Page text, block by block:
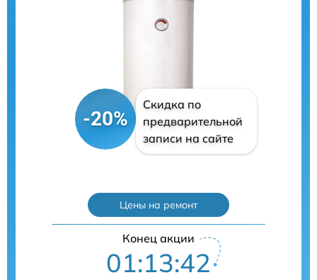
-20%
Скидка по
предварительной
записи на сайте
Цены на ремонт
Конец акции
01:13:41